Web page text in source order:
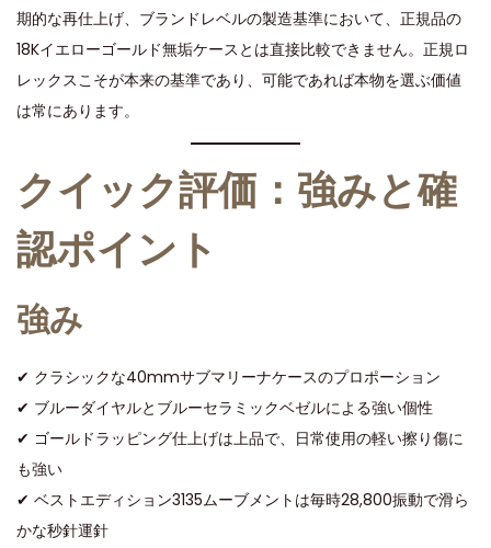
期的な再仕上げ、ブランドレベルの製造基準において、正規品の
18Kイエローゴールド無垢ケースとは直接比較できません。正規ロ
レックスこそが本来の基準であり、可能であれば本物を選ぶ価値
は常にあります。
クイック評価：強みと確
認ポイント
強み
✔ クラシックな40mmサブマリーナケースのプロポーション
✔ ブルーダイヤルとブルーセラミックベゼルによる強い個性
✔ ゴールドラッピング仕上げは上品で、日常使用の軽い擦り傷に
も強い
✔ ベストエディション3135ムーブメントは毎時28,800振動で滑ら
かな秒針運針